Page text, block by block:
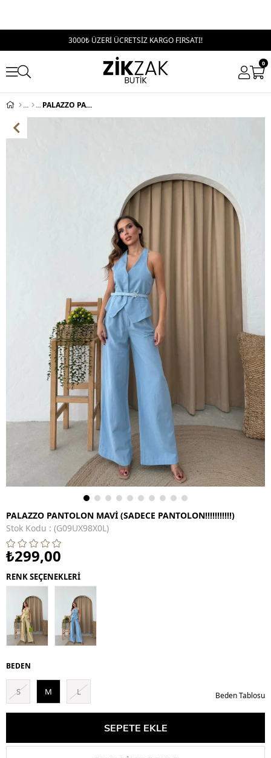
3000₺ ÜZERİ ÜCRETSİZ KARGO FIRSATI!
0
PALAZZO PANTOLON MAVİ (SADECE PANTOLON!!!!!!!!!!!)
PALAZZO PANTOLON MAVİ (SADECE PANTOLON!!!!!!!!!!!)
Stok Kodu
(G09UX98X0L)
₺299,00
RENK SEÇENEKLERİ
BEDEN
S M L Beden Tablosu